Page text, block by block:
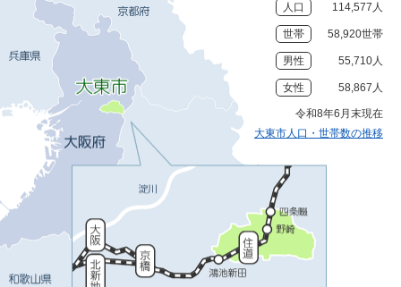
人口 114,577人
世帯 58,920世帯
男性 55,710人
女性 58,867人
令和8年6月末現在
大東市人口・世帯数の推移